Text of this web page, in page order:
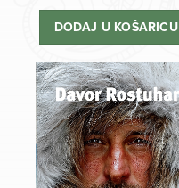
DODAJ U KOŠARICU